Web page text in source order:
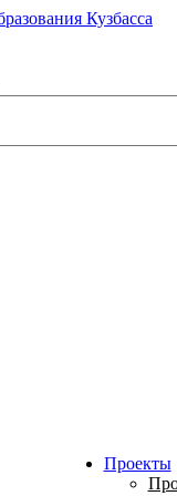
Проекты